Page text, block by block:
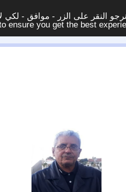
النقر على الزر - موافق - لكي
ensure you get the best